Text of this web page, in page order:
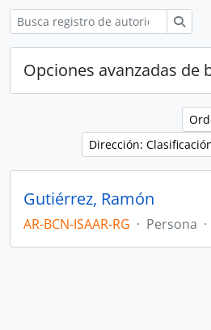
Opciones avanzadas de
Dirección:
Gutiérrez, Ramón
AR-BCN-ISAAR-RG · Persona ·